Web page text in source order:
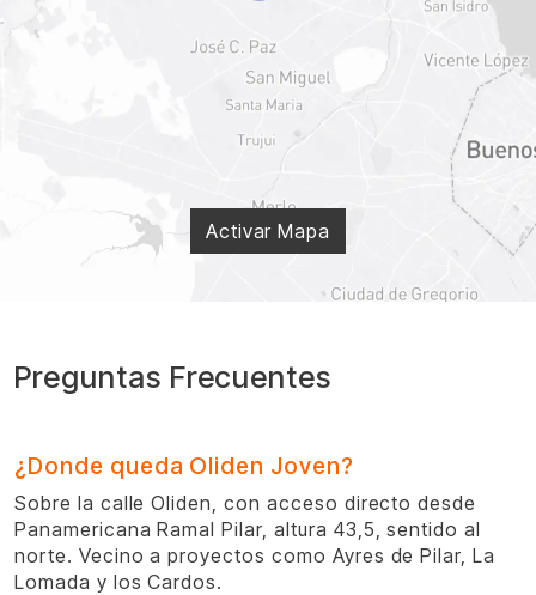
Activar Mapa
Preguntas Frecuentes
¿Donde queda Oliden Joven?
Sobre la calle Oliden, con acceso directo desde
Panamericana Ramal Pilar, altura 43,5, sentido al
norte. Vecino a proyectos como Ayres de Pilar, La
Lomada y los Cardos.